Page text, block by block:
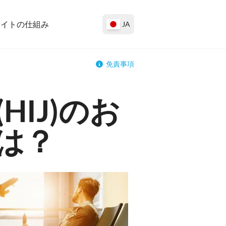
トの仕組み JA
免責事項
のお
？